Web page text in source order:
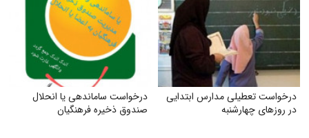
درخواست تعطیلی مدارس ابتدایی
در روزهای چهارشنبه
درخواست ساماندهی یا انحلال
صندوق ذخیره فرهنگیان